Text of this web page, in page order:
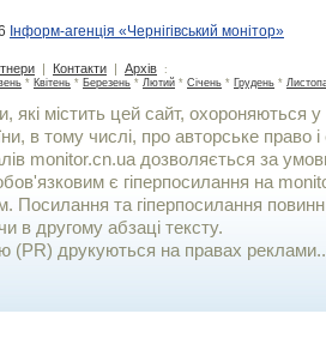
Інформ-агенція «Чернігівський монітор»
| Контакти | Архів :
* Квітень * Березень * Лютий * Січень * Грудень *
які містить цей сайт, охороняються у
в тому числі, про авторське право і
monitor.cn.ua дозволяється за
є гiперпосилання на
Посилання та гіперпосилання
в другому абзаці тексту.
(PR) друкуються на правах реклами..